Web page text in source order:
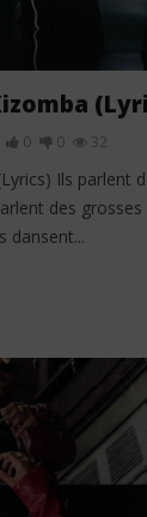
0 0 32
Ils parlent
des
dansent...